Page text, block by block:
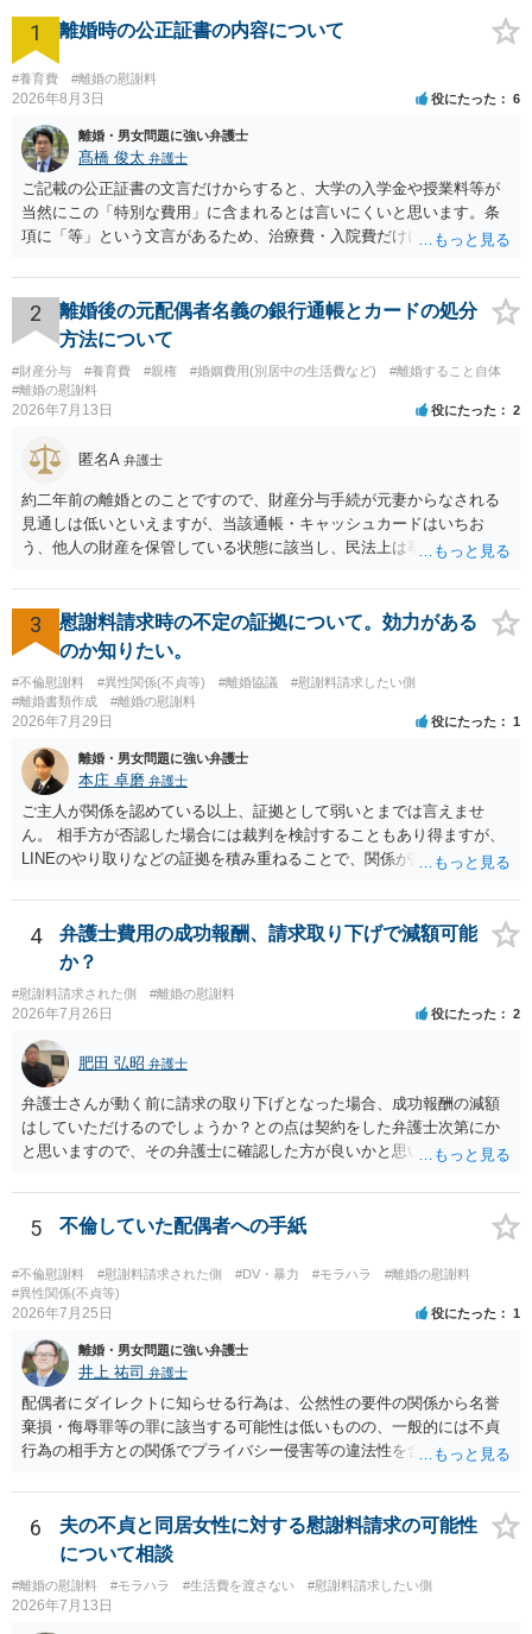
1 離婚時の公正証書の内容について
#養育費 #離婚の慰謝料
2026年8月3日 役にたった 6
離婚・男女問題に強い弁護士
髙橋 俊太 弁護士
ご記載の公正証書の文言だけからすると、大学の入学金や授業料等が
当然にこの「特別な費用」に含まれるとは言いにくいと思います。条
項に「等」という文言があるため、治療費・入院費だけに限定される
れていますので、通常は、病気や事故によって臨時に必要となった医
療費その他これに類する特別支出を念頭に置いた条項と読むのが自然
です。したがって、大学の入学金、授業料、受験費用などの教育費に
ついてまで、「この条項があるから当然に半額を請求できる」とまで
は言いにくいと思われます。なお、通常、大学進学費用をどこまで負
担すべきかについては、離婚時の合意内容のほか、子どもの年齢、大
や費用などを踏まえて個別に検討することになります。公正証書の他
の条項において、養育費の終期についてどのように定められている
か、大学進学に関する定めの有無、「教育費」「進学費用」に関する
定めの有無等について確認する必要があると考えられます。
2
離婚後の元配偶者名義の銀行通帳とカードの処分
方法について
#財産分与 #養育費 #親権 #婚姻費用(別居中の生活費など)
#離婚すること自体
#離婚の慰謝料
2026年7月13日 役にたった 2
匿名A 弁護士
約二年前の離婚とのことですので、財産分与手続が元妻からなされる
見通しは低いといえますが、当該通帳・キャッシュカードはいちお
う、他人の財産を保管している状態に該当し、民法上は事務管理（597
えにくくとも、表だってのお答えとしては元妻の了解なく処分するこ
とはできないというお答えになってしまいます。
3
慰謝料請求時の不定の証拠について。効力がある
のか知りたい。
#不倫慰謝料 #異性関係(不貞等) #離婚協議
#慰謝料請求したい側
#離婚書類作成
#離婚の慰謝料
2026年7月29日 役にたった 1
離婚・男女問題に強い弁護士
本庄 卓磨 弁護士
ご主人が関係を認めている以上、証拠として弱いとまでは言えませ
ん。 相手方が否認した場合には裁判を検討することもあり得ますが、
LINEのやり取りなどの証拠を積み重ねることで、関係が認定される余
個別の事情によりますので、お早めに弁護士に相談されることをおす
すめします。
4
弁護士費用の成功報酬、請求取り下げで減額可能
か？
#慰謝料請求された側 #離婚の慰謝料
2026年7月26日 役にたった 2
肥田 弘昭 弁護士
弁護士さんが動く前に請求の取り下げとなった場合、成功報酬の減額
はしていただけるのでしょうか？との点は契約をした弁護士次第にか
と思いますので、その弁護士に確認した方が良いかと思います。ご参
5 不倫していた配偶者への手紙
#不倫慰謝料 #慰謝料請求された側 #DV・暴力 #モラハラ
#離婚の慰謝料
#異性関係(不貞等)
2026年7月25日 役にたった 1
離婚・男女問題に強い弁護士
井上 祐司 弁護士
配偶者にダイレクトに知らせる行為は、公然性の要件の関係から名誉
棄損・侮辱罪等の罪に該当する可能性は低いものの、一般的には不貞
行為の相手方との関係でプライバシー侵害等の違法性を含む行為で
ため、弁護士としては推奨しないことが一般的かと思います。
6
夫の不貞と同居女性に対する慰謝料請求の可能性
について相談
#離婚の慰謝料 #モラハラ #生活費を渡さない #慰謝料請求したい側
2026年7月13日